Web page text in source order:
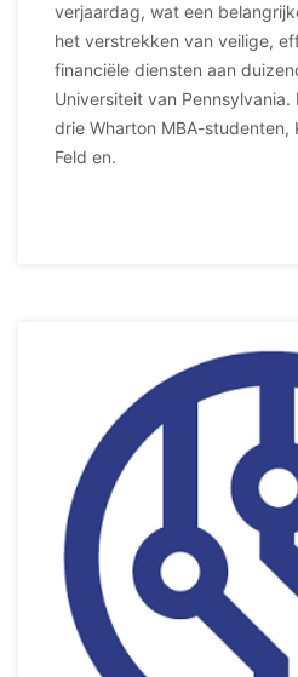
verjaardag, wat een
het verstrekken van veilige,
financiële diensten aan
Universiteit van
drie Wharton MBA-studenten,
Feld en.